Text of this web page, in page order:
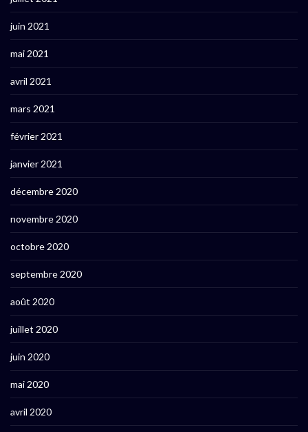
juin 2021
mai 2021
avril 2021
mars 2021
février 2021
janvier 2021
décembre 2020
novembre 2020
octobre 2020
septembre 2020
août 2020
juillet 2020
juin 2020
mai 2020
avril 2020